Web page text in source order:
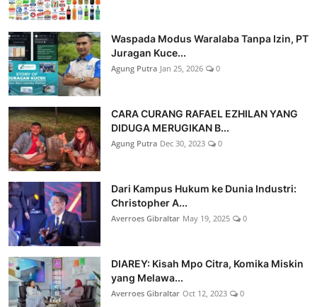
Waspada Modus Waralaba Tanpa Izin, PT
Juragan Kuce...
Agung Putra Jan 25, 2026 0
CARA CURANG RAFAEL EZHILAN YANG
DIDUGA MERUGIKAN B...
Agung Putra Dec 30, 2023 0
Dari Kampus Hukum ke Dunia Industri:
Christopher A...
Averroes Gibraltar May 19, 2025 0
DIAREY: Kisah Mpo Citra, Komika Miskin
yang Melawa...
Averroes Gibraltar Oct 12, 2023 0